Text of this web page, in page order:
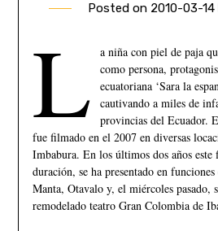
Posted on 2010-03-14
L
a niña con piel de paja
como persona,
ecuatoriana ‘Sara la
cautivando a miles de
provincias del Ecuador.
fue filmado en el 2007 en diversas
Imbabura. En los últimos dos años
duración, se ha presentado en
Manta, Otavalo y, el miércoles pasado,
remodelado teatro Gran Colombia de